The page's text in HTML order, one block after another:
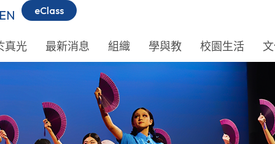
eClass
真光 最新消息 組織 學與教 校園生活